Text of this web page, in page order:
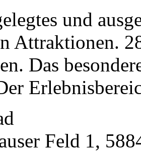
und
Attraktionen.
Das
Feld 1,